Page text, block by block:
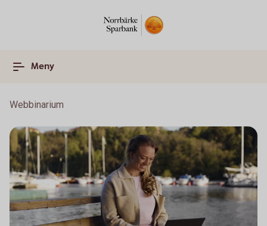
Meny
Webbinarium